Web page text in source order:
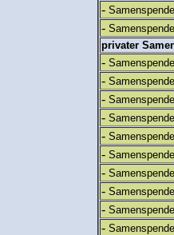
-
-
privater
-
-
-
-
-
-
-
-
-
-